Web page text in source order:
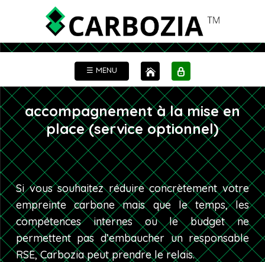
☰ MENU
accompagnement à la mise en
place (service optionnel)
Si vous souhaitez réduire concrètement votre
empreinte carbone mais que le temps, les
compétences internes ou le budget ne
permettent pas d’embaucher un responsable
RSE, Carbozia peut prendre le relais.